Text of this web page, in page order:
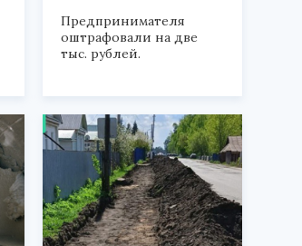
Предпринимателя
оштрафовали на две
тыс. рублей.